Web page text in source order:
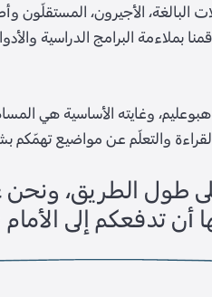
البالغة، الأجيرون،
بملاءمة البرامج الدراسية
هبوعليم، وغايته الأساسية هي
القراءة والتعلّم عن مواضيع
الطريق، ونحن
أن تدفعكم إلى